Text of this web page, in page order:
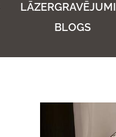
LĀZERGRAVĒJUMI
BLOGS